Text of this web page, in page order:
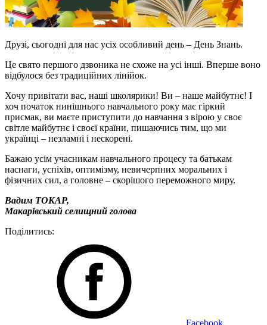
Друзі, сьогодні для нас усіх особливий день – День Знань.
Це свято першого дзвоника не схоже на усі інші. Вперше воно
відбулося без традиційних лінійок.
Хочу привітати вас, наші школярики! Ви – наше майбутнє! І
хоч початок нинішнього навчального року має гіркий
присмак, ви маєте приступити до навчання з вірою у своє
світле майбутнє і своєї країни, пишаючись тим, що ми
українці – незламні і нескорені.
Бажаю усім учасникам навчального процесу та батькам
наснаги, успіхів, оптимізму, невичерпних моральних і
фізичних сил, а головне – скорішого переможного миру.
Вадим ТОКАР,
Макарівський селищний голова
Поділитись:
Facebook